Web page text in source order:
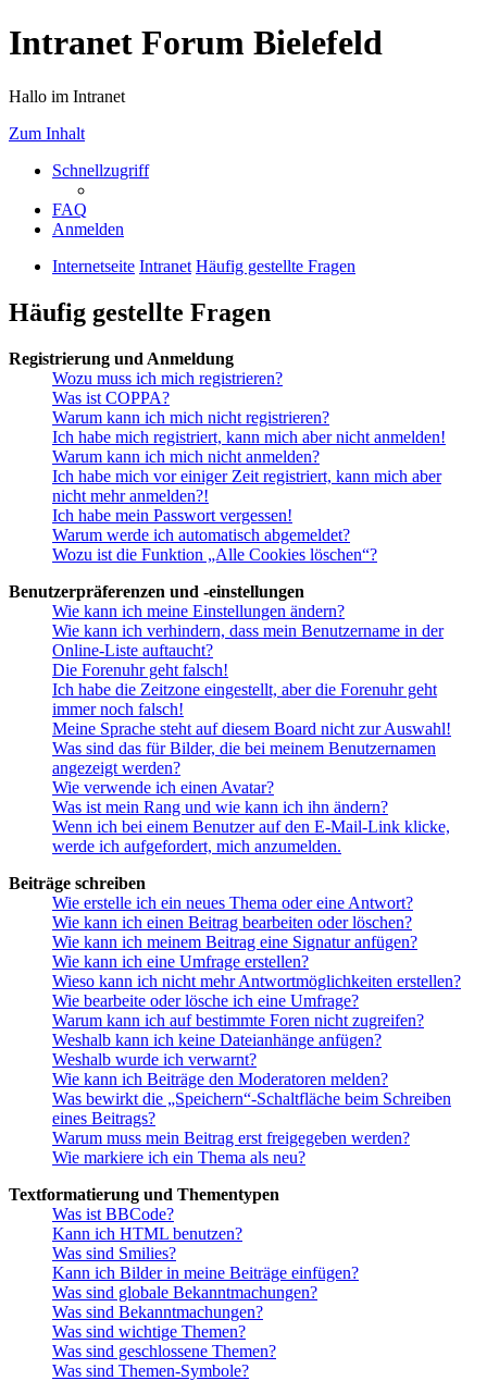
Intranet Forum Bielefeld
Hallo im Intranet
Zum Inhalt
Schnellzugriff
FAQ
Anmelden
Internetseite Intranet Häufig gestellte Fragen
Häufig gestellte Fragen
Registrierung und Anmeldung
Wozu muss ich mich registrieren?
Was ist COPPA?
Warum kann ich mich nicht registrieren?
Ich habe mich registriert, kann mich aber nicht anmelden!
Warum kann ich mich nicht anmelden?
Ich habe mich vor einiger Zeit registriert, kann mich aber
nicht mehr anmelden?!
Ich habe mein Passwort vergessen!
Warum werde ich automatisch abgemeldet?
Wozu ist die Funktion „Alle Cookies löschen“?
Benutzerpräferenzen und -einstellungen
Wie kann ich meine Einstellungen ändern?
Wie kann ich verhindern, dass mein Benutzername in der
Online-Liste auftaucht?
Die Forenuhr geht falsch!
Ich habe die Zeitzone eingestellt, aber die Forenuhr geht
immer noch falsch!
Meine Sprache steht auf diesem Board nicht zur Auswahl!
Was sind das für Bilder, die bei meinem Benutzernamen
angezeigt werden?
Wie verwende ich einen Avatar?
Was ist mein Rang und wie kann ich ihn ändern?
Wenn ich bei einem Benutzer auf den E-Mail-Link klicke,
werde ich aufgefordert, mich anzumelden.
Beiträge schreiben
Wie erstelle ich ein neues Thema oder eine Antwort?
Wie kann ich einen Beitrag bearbeiten oder löschen?
Wie kann ich meinem Beitrag eine Signatur anfügen?
Wie kann ich eine Umfrage erstellen?
Wieso kann ich nicht mehr Antwortmöglichkeiten erstellen?
Wie bearbeite oder lösche ich eine Umfrage?
Warum kann ich auf bestimmte Foren nicht zugreifen?
Weshalb kann ich keine Dateianhänge anfügen?
Weshalb wurde ich verwarnt?
Wie kann ich Beiträge den Moderatoren melden?
Was bewirkt die „Speichern“-Schaltfläche beim Schreiben
eines Beitrags?
Warum muss mein Beitrag erst freigegeben werden?
Wie markiere ich ein Thema als neu?
Textformatierung und Thementypen
Was ist BBCode?
Kann ich HTML benutzen?
Was sind Smilies?
Kann ich Bilder in meine Beiträge einfügen?
Was sind globale Bekanntmachungen?
Was sind Bekanntmachungen?
Was sind wichtige Themen?
Was sind geschlossene Themen?
Was sind Themen-Symbole?